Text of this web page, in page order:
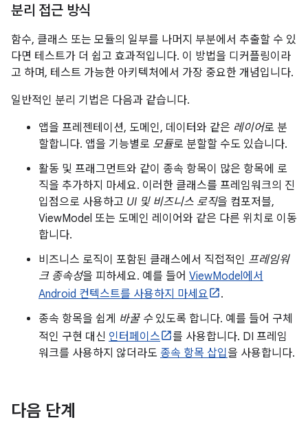
분리 접근 방식
함수, 클래스 또는 모듈의 일부를 나머지 부분에서 추출할 수 있
다면 테스트가 더 쉽고 효과적입니다. 이 방법을 디커플링이라
고 하며, 테스트 가능한 아키텍처에서 가장 중요한 개념입니다.
일반적인 분리 기법은 다음과 같습니다.
앱을 프레젠테이션, 도메인, 데이터와 같은 레이어로 분
할합니다. 앱을 기능별로 모듈로 분할할 수도 있습니다.
활동 및 프래그먼트와 같이 종속 항목이 많은 항목에 로
직을 추가하지 마세요. 이러한 클래스를 프레임워크의 진
입점으로 사용하고 UI 및 비즈니스 로직을 컴포저블,
ViewModel 또는 도메인 레이어와 같은 다른 위치로 이동
합니다.
비즈니스 로직이 포함된 클래스에서 직접적인 프레임워
크 종속성을 피하세요. 예를 들어 ViewModel에서
Android 컨텍스트를 사용하지 마세요
.
종속 항목을 쉽게 바꿀 수 있도록 합니다. 예를 들어 구체
적인 구현 대신 인터페이스
를 사용합니다. DI 프레임
워크를 사용하지 않더라도 종속 항목 삽입 을 사용합니다.
다음 단계